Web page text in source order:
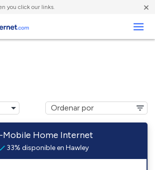
you click our links. ×
Mobile Home Internet
33% disponible en Hawley